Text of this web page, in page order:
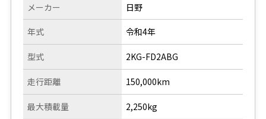
メーカー
年式
型式
走行距離
日野
令和4年
2KG-FD2ABG
150,000km
最大積載量 2,250kg